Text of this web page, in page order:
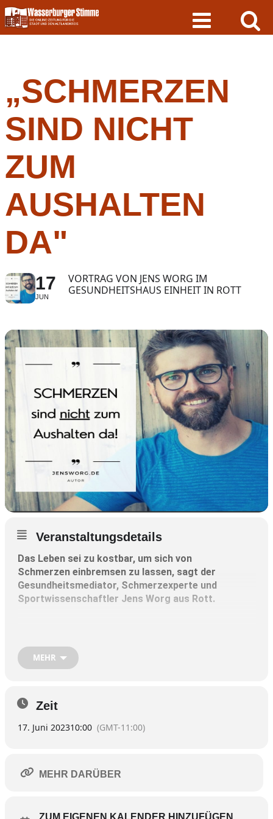
Skip
to
content
„SCHMERZEN
SIND NICHT
ZUM
AUSHALTEN
DA"
17
JUN
VORTRAG VON JENS WORG IM
GESUNDHEITSHAUS EINHEIT IN ROTT
Veranstaltungsdetails
Das Leben sei zu kostbar, um sich von
Schmerzen einbremsen zu lassen, sagt der
Gesundheitsmediator, Schmerzexperte und
Sportwissenschaftler Jens Worg aus Rott.
ANMELDUNG hier (bitte anklicken)
An diesem Vormittag möchte der
wie moderne Schmerztherapie in Zusammenarbeit
davon eigenständig lösen kann. Die Teilnehmer
MEHR
Zeit
17. Juni 202310:00 (GMT-11:00)
MEHR DARÜBER
ZUM EIGENEN KALENDER HINZUFÜGEN